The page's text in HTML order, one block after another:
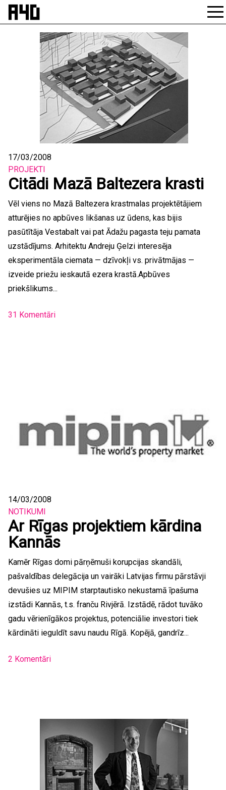
Skip
17/03/2008
PROJEKTI
Citādi Mazā Baltezera krasti
Vēl viens no Mazā Baltezera krastmalas projektētājiem
atturējies no apbūves likšanas uz ūdens, kas bijis
pasūtītāja Vestabalt vai pat Ādažu pagasta teju pamata
uzstādījums. Arhitektu Andreju Ģelzi interesēja
eksperimentāla ciemata — dzīvokļi vs. privātmājas —
izveide priežu ieskautā ezera krastā.Apbūves
priekšlikums...
31 Komentāri
14/03/2008
NOTIKUMI
Ar Rīgas projektiem kārdina
Kannās
Kamēr Rīgas domi pārņēmuši korupcijas skandāli,
pašvaldības delegācija un vairāki Latvijas firmu pārstāvji
devušies uz MIPIM starptautisko nekustamā īpašuma
izstādi Kannās, t.s. franču Rivjērā. Izstādē, rādot tuvāko
gadu vērienīgākos projektus, potenciālie investori tiek
kārdināti ieguldīt savu naudu Rīgā. Kopējā, gandrīz...
2 Komentāri